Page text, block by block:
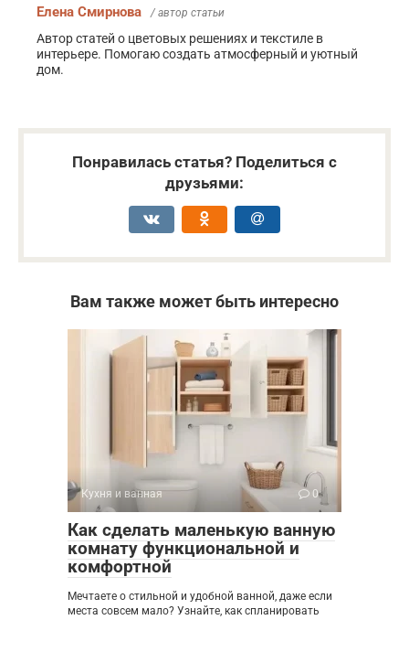
Елена Смирнова / автор статьи
Автор статей о цветовых решениях и текстиле в
интерьере. Помогаю создать атмосферный и уютный
дом.
Понравилась статья? Поделиться с
друзьями:
Вам также может быть интересно
Кухня и ванная 0
Как сделать маленькую ванную
комнату функциональной и
комфортной
Мечтаете о стильной и удобной ванной, даже если
места совсем мало? Узнайте, как спланировать